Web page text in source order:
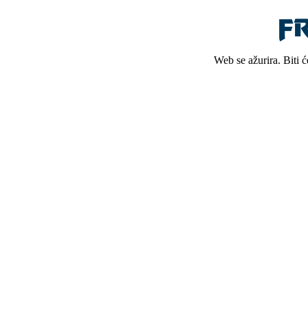
Web se ažurira. Biti